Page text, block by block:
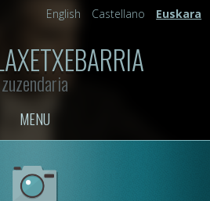
English Castellano Euskara
zuzendaria
MENU